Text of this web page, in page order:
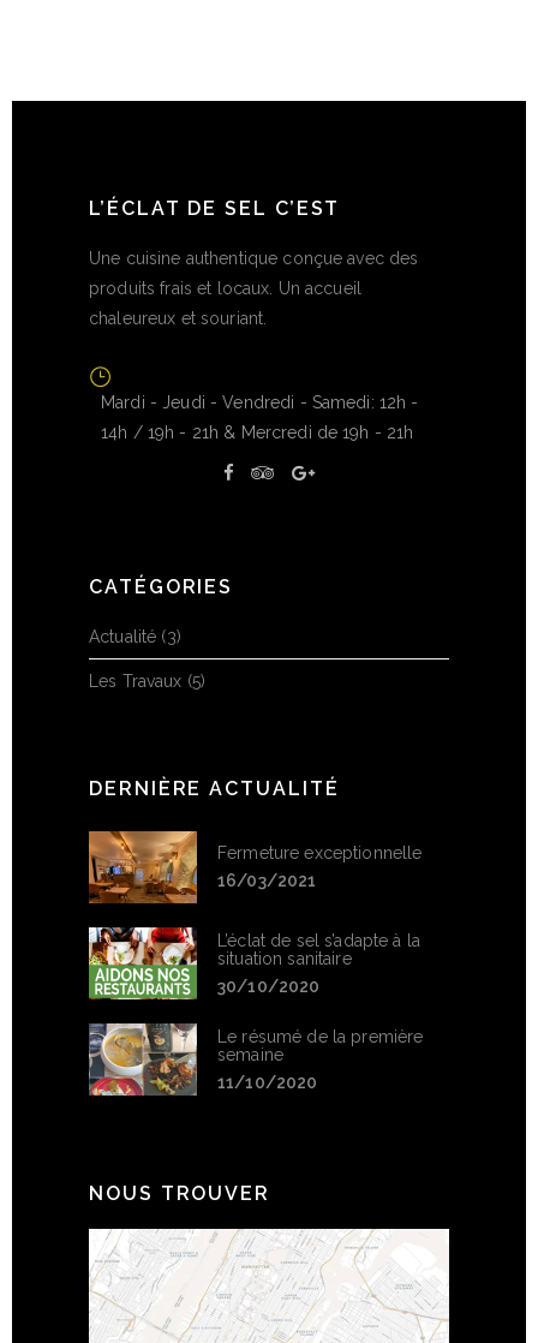
L’ÉCLAT DE SEL C’EST
Une cuisine authentique conçue avec des
produits frais et locaux. Un accueil
chaleureux et souriant.
Mardi - Jeudi - Vendredi - Samedi: 12h -
14h / 19h - 21h & Mercredi de 19h - 21h
CATÉGORIES
Actualité (3)
Les Travaux (5)
DERNIÈRE ACTUALITÉ
Fermeture exceptionnelle
16/03/2021
L’éclat de sel s’adapte à la
situation sanitaire
30/10/2020
Le résumé de la première
semaine
11/10/2020
NOUS TROUVER